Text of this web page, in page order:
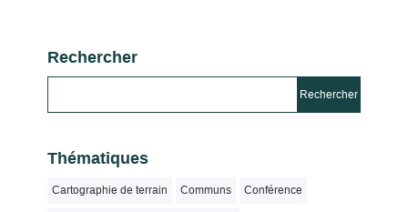
Rechercher
Thématiques
Cartographie de terrain Communs Conférence